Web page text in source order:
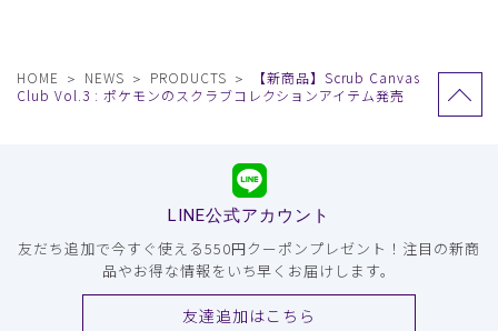
HOME NEWS PRODUCTS
【新商品】Scrub Canvas
Club Vol.3 : ポケモンのスクラブコレクションアイテム発売
LINE公式アカウント
友だち追加で今すぐ使える550円クーポンプレゼント！注目の新商
品やお得な情報をいち早くお届けします。
友達追加はこちら